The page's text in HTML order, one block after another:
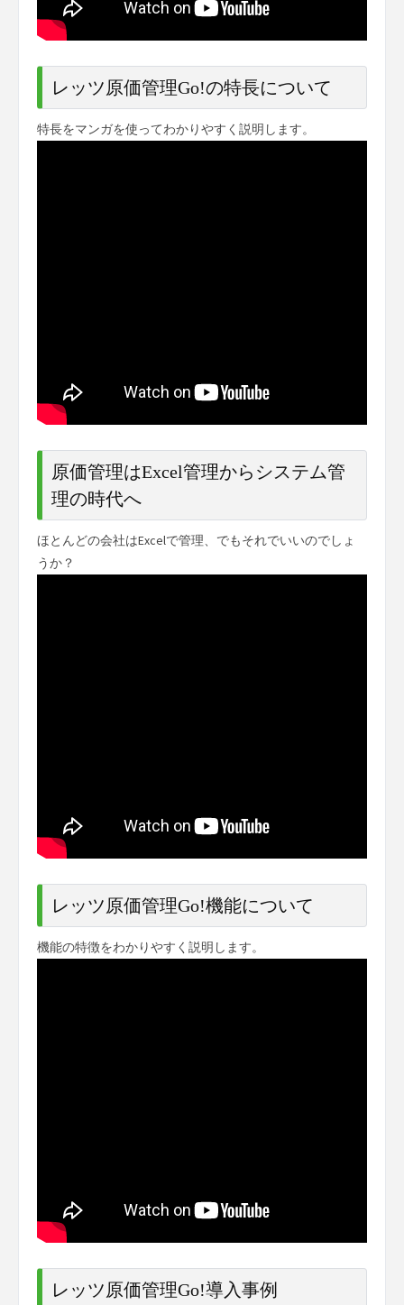
レッツ原価管理Go!の特長について
特長をマンガを使ってわかりやすく説明します。
原価管理はExcel管理からシステム管
理の時代へ
ほとんどの会社はExcelで管理、でもそれでいいのでしょ
うか？
レッツ原価管理Go!機能について
機能の特徴をわかりやすく説明します。
レッツ原価管理Go!導入事例